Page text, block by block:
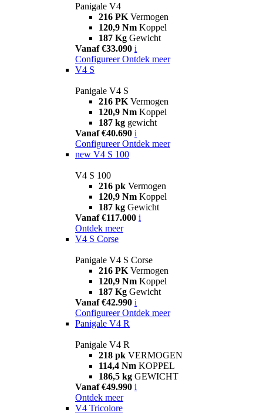
Panigale V4
216 PK Vermogen
120,9 Nm Koppel
187 Kg Gewicht
Vanaf €33.090 i
Configureer Ontdek meer
V4 S
Panigale V4 S
216 PK Vermogen
120,9 Nm Koppel
187 kg gewicht
Vanaf €40.690 i
Configureer Ontdek meer
new V4 S 100
V4 S 100
216 pk Vermogen
120,9 Nm Koppel
187 kg Gewicht
Vanaf €117.000 i
Ontdek meer
V4 S Corse
Panigale V4 S Corse
216 PK Vermogen
120,9 Nm Koppel
187 Kg Gewicht
Vanaf €42.990 i
Configureer Ontdek meer
Panigale V4 R
Panigale V4 R
218 pk VERMOGEN
114,4 Nm KOPPEL
186,5 kg GEWICHT
Vanaf €49.990 i
Ontdek meer
V4 Tricolore